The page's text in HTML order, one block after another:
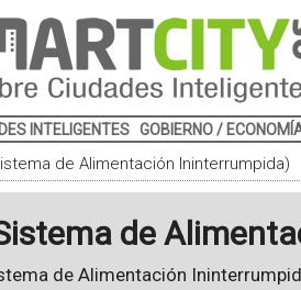
INTELIGENTES GOBIERNO /
de Alimentación Ininterrumpida)
de
de Alimentación